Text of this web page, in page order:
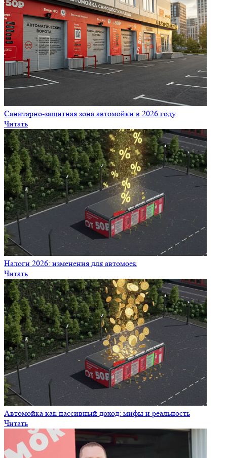
Санитарно‑защитная зона автомойки в 2026 году
Читать
Налоги 2026: изменения для автомоек
Читать
Автомойка как пассивный доход: мифы и реальность
Читать